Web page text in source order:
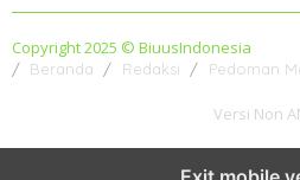
Copyright 2025 © BiuusIndonesia
Beranda Redaksi Pedoman
Versi Non